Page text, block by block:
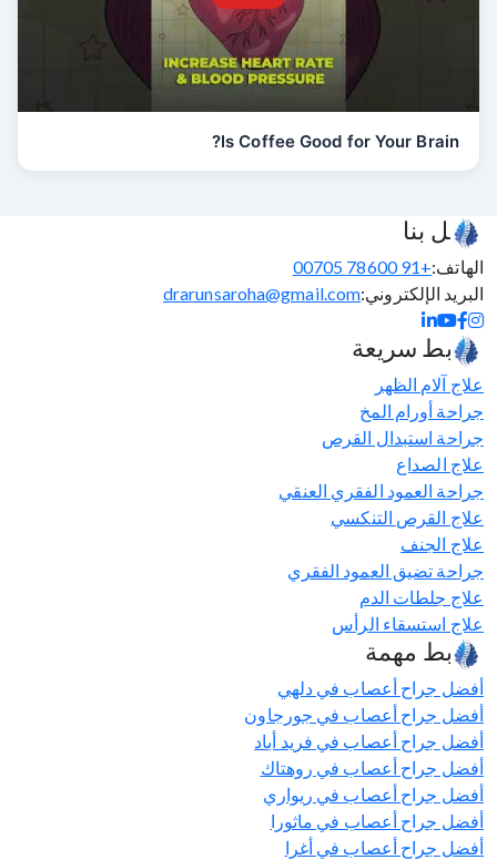
Is Coffee Good for Your Brain?
اتصل بنا
الهاتف: +91 78600 00705
البريد الإلكتروني:drarunsaroha@gmail.com
روابط سريعة
علاج آلام الظهر
جراحة أورام المخ
جراحة استبدال القرص
علاج الصداع
جراحة العمود الفقري العنقي
علاج القرص التنكسي
علاج الجنف
جراحة تضيق العمود الفقري
علاج جلطات الدم
علاج استسقاء الرأس
روابط مهمة
أفضل جراح أعصاب في دلهي
أفضل جراح أعصاب في جورجاون
أفضل جراح أعصاب في فريد أباد
أفضل جراح أعصاب في روهتاك
أفضل جراح أعصاب في ريواري
أفضل جراح أعصاب في ماثورا
أفضل جراح أعصاب في أغرا